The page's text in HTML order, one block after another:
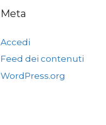
Meta
Accedi
Feed dei contenuti
WordPress.org